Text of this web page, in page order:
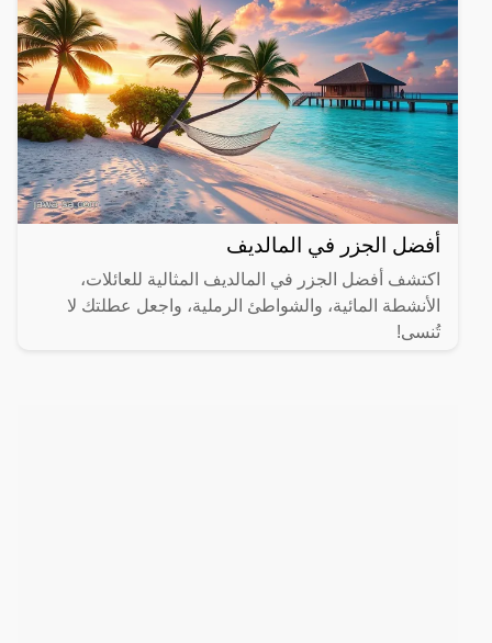
أفضل الجزر في المالديف
اكتشف أفضل الجزر في المالديف المثالية للعائلات،
الأنشطة المائية، والشواطئ الرملية، واجعل عطلتك لا
تُنسى!